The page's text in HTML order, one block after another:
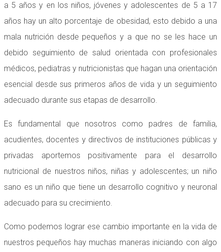
a 5 años y en los niños, jóvenes y adolescentes de 5 a 17
años hay un alto porcentaje de obesidad, esto debido a una
mala nutrición desde pequeños y a que no se les hace un
debido seguimiento de salud orientada con profesionales
médicos, pediatras y nutricionistas que hagan una orientación
esencial desde sus primeros años de vida y un seguimiento
adecuado durante sus etapas de desarrollo.
Es fundamental que nosotros como padres de familia,
acudientes, docentes y directivos de instituciones públicas y
privadas aportemos positivamente para el desarrollo
nutricional de nuestros niños, niñas y adolescentes; un niño
sano es un niño que tiene un desarrollo cognitivo y neuronal
adecuado para su crecimiento.
Como podemos lograr ese cambio importante en la vida de
nuestros pequeños hay muchas maneras iniciando con algo